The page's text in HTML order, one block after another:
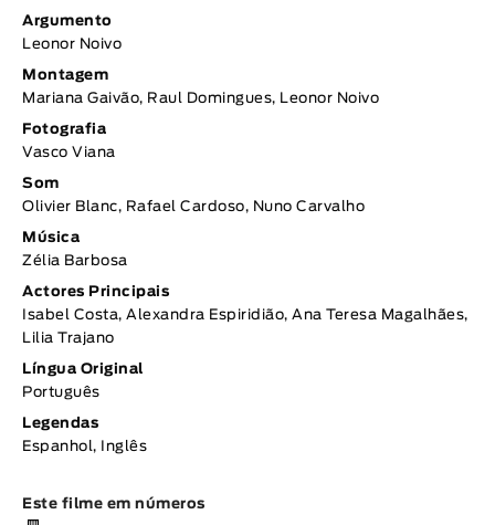
Argumento
Leonor Noivo
Montagem
Mariana Gaivão, Raul Domingues, Leonor Noivo
Fotografia
Vasco Viana
Som
Olivier Blanc, Rafael Cardoso, Nuno Carvalho
Música
Zélia Barbosa
Actores Principais
Isabel Costa, Alexandra Espiridião, Ana Teresa Magalhães,
Lilia Trajano
Língua Original
Português
Legendas
Espanhol, Inglês
Este filme em números